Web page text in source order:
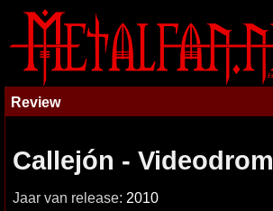
Review
Callejón - Videodrom
Jaar van release: 2010